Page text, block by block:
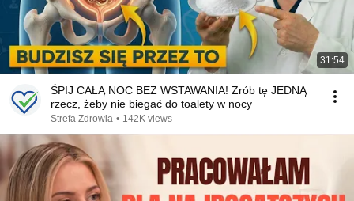
31:54
ŚPIJ CAŁĄ NOC BEZ WSTAWANIA! Zrób tę JEDNĄ
rzecz, żeby nie biegać do toalety w nocy
Strefa Zdrowia • 142K views